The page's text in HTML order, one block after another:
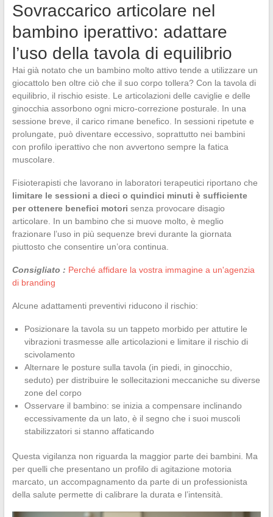
Sovraccarico articolare nel
bambino iperattivo: adattare
l’uso della tavola di equilibrio
Hai già notato che un bambino molto attivo tende a utilizzare un
giocattolo ben oltre ciò che il suo corpo tollera? Con la tavola di
equilibrio, il rischio esiste. Le articolazioni delle caviglie e delle
ginocchia assorbono ogni micro-correzione posturale. In una
sessione breve, il carico rimane benefico. In sessioni ripetute e
prolungate, può diventare eccessivo, soprattutto nei bambini
con profilo iperattivo che non avvertono sempre la fatica
muscolare.
Fisioterapisti che lavorano in laboratori terapeutici riportano che
limitare le sessioni a dieci o quindici minuti è sufficiente
per ottenere benefici motori senza provocare disagio
articolare. In un bambino che si muove molto, è meglio
frazionare l’uso in più sequenze brevi durante la giornata
piuttosto che consentire un’ora continua.
Consigliato : Perché affidare la vostra immagine a un'agenzia
di branding
Alcune adattamenti preventivi riducono il rischio:
Posizionare la tavola su un tappeto morbido per attutire le
vibrazioni trasmesse alle articolazioni e limitare il rischio di
scivolamento
Alternare le posture sulla tavola (in piedi, in ginocchio,
seduto) per distribuire le sollecitazioni meccaniche su diverse
zone del corpo
Osservare il bambino: se inizia a compensare inclinando
eccessivamente da un lato, è il segno che i suoi muscoli
stabilizzatori si stanno affaticando
Questa vigilanza non riguarda la maggior parte dei bambini. Ma
per quelli che presentano un profilo di agitazione motoria
marcato, un accompagnamento da parte di un professionista
della salute permette di calibrare la durata e l’intensità.